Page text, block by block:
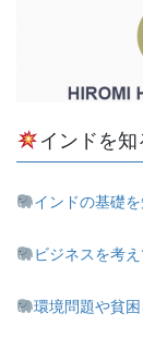
インドを知
インドの基礎
ビジネスを考
環境問題や貧